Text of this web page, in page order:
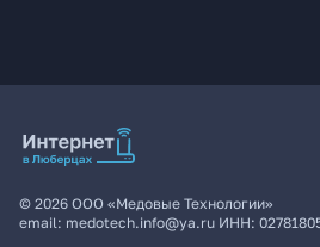
© 2026 ООО «Медовые Технологии»
email: medotech.info@ya.ru ИНН: